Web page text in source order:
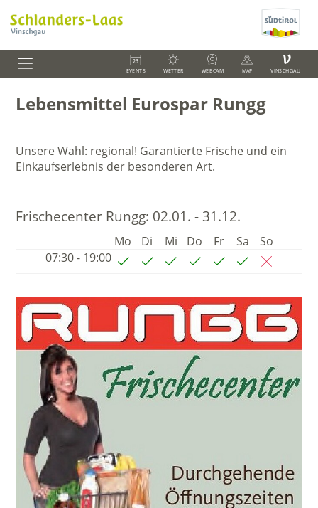
EVENTS WETTER WEBCAM MAP
V
VINSCHGAU
Lebensmittel Eurospar Rungg
Unsere Wahl: regional! Garantierte Frische und ein
Einkaufserlebnis der besonderen Art.
Frischecenter Rungg: 02.01. - 31.12.
Mo Di Mi Do Fr Sa
So
07:30 - 19:00